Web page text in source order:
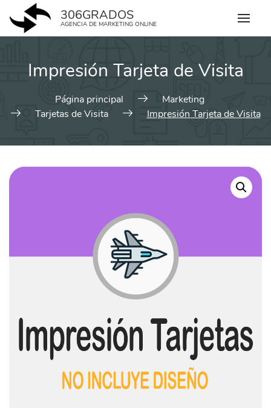
content
306GRADOS
AGENCIA DE MARKETING ONLINE
Impresión Tarjeta de Visita
Página principal
Marketing
Tarjetas de Visita
Impresión Tarjeta de Visita